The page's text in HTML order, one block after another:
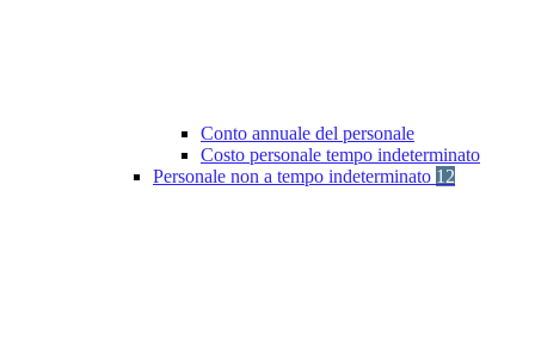
Conto annuale del personale
Costo personale tempo indeterminato
Personale non a tempo indeterminato 12